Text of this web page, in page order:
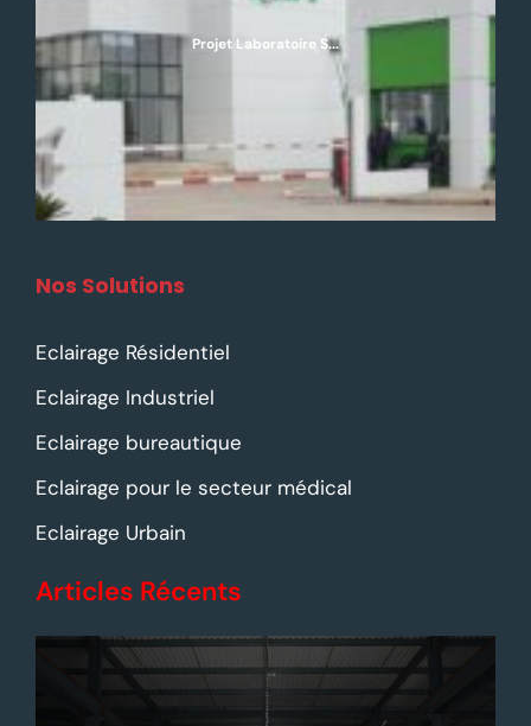
Projet Laboratoire S...
Nos Solutions
Eclairage Résidentiel
Eclairage Industriel
Eclairage bureautique
Eclairage pour le secteur médical
Eclairage Urbain
Articles Récents